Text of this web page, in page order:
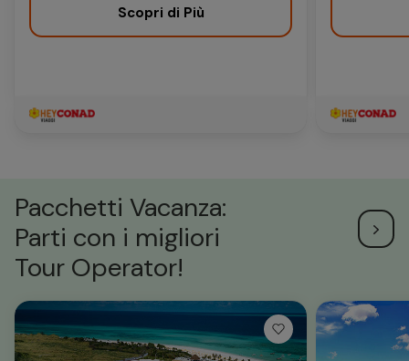
Scopri di Più
Pacchetti Vacanza:
Parti con i migliori
Tour Operator!